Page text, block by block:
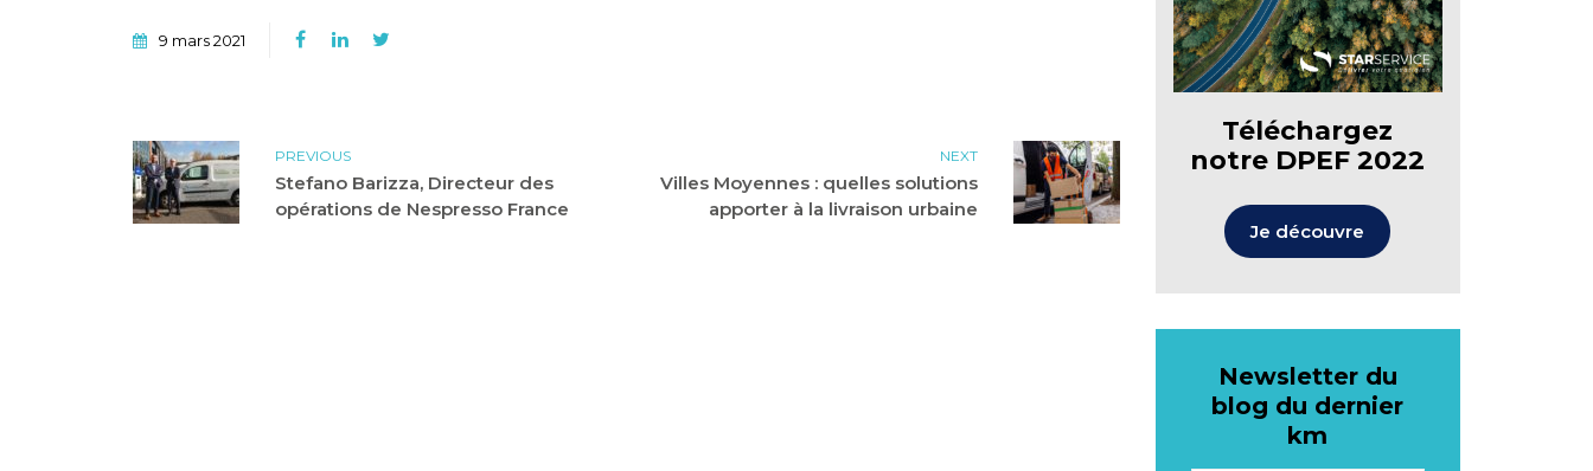
9 mars 2021
PREVIOUS
Stefano Barizza, Directeur des
opérations de Nespresso France
NEXT
Villes Moyennes : quelles solutions
apporter à la livraison urbaine
Téléchargez
notre DPEF 2022
Je découvre
Newsletter du
blog du dernier
km